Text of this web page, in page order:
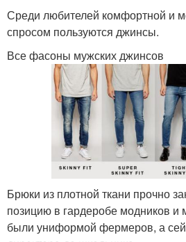
Среди любителей комфортной и
спросом пользуются джинсы.
Все фасоны мужских джинсов
Брюки из плотной ткани прочно
позицию в гардеробе модников и
были униформой фермеров, а